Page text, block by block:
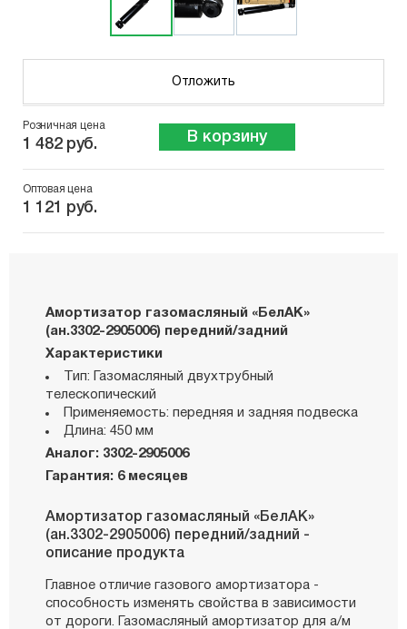
Отложить
Розничная цена
1 482 руб. В корзину
Оптовая цена
1 121 руб.
Амортизатор газомасляный «БелАК»
(ан.3302-2905006) передний/задний
Характеристики
Тип: Газомасляный двухтрубный
телескопический
Применяемость: передняя и задняя подвеска
Длина: 450 мм
Аналог: 3302-2905006
Гарантия: 6 месяцев
Амортизатор газомасляный «БелАК»
(ан.3302-2905006) передний/задний -
описание продукта
Главное отличие газового амортизатора -
способность изменять свойства в зависимости
от дороги. Газомасляный амортизатор для а/м